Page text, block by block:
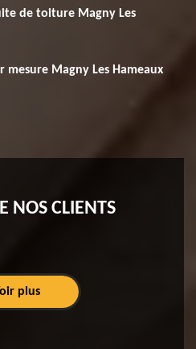
de toiture Magny Les
Magny Les Hameaux
NOS CLIENTS
plus